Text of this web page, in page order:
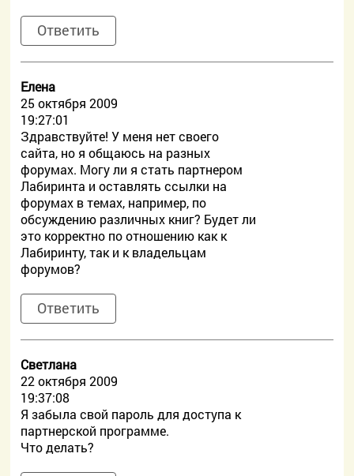
Ответить
Елена
25 октября 2009
19:27:01
Здравствуйте! У меня нет своего
сайта, но я общаюсь на разных
форумах. Могу ли я стать партнером
Лабиринта и оставлять ссылки на
форумах в темах, например, по
обсуждению различных книг? Будет ли
это корректно по отношению как к
Лабиринту, так и к владельцам
форумов?
Ответить
Светлана
22 октября 2009
19:37:08
Я забыла свой пароль для доступа к
партнерской программе.
Что делать?